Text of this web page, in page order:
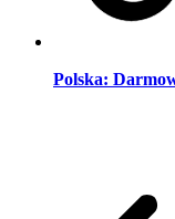
Polska: